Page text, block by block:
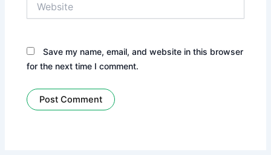
Save my name, email, and website in this browser
for the next time I comment.